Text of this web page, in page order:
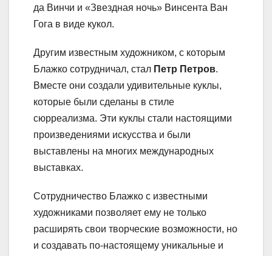
да Винчи и «Звездная ночь» Винсента Ван
Гога в виде кукол.
Другим известным художником, с которым
Блажко сотрудничал, стал Петр Петров.
Вместе они создали удивительные куклы,
которые были сделаны в стиле
сюрреализма. Эти куклы стали настоящими
произведениями искусства и были
выставлены на многих международных
выставках.
Сотрудничество Блажко с известными
художниками позволяет ему не только
расширять свои творческие возможности, но
и создавать по-настоящему уникальные и